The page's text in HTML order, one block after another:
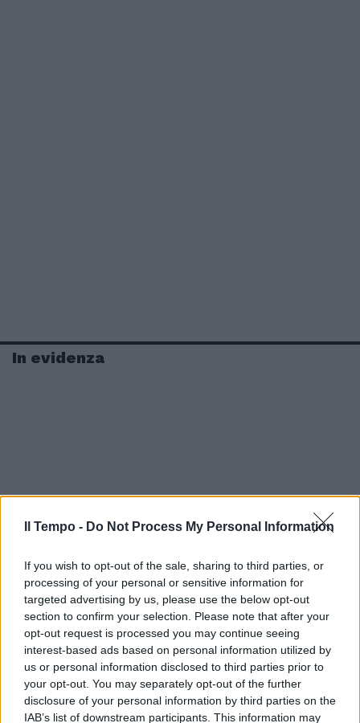
Il Tempo - Do Not Process My Personal Information
If you wish to opt-out of the sale, sharing to third parties, or
processing of your personal or sensitive information for
targeted advertising by us, please use the below opt-out
section to confirm your selection. Please note that after your
opt-out request is processed you may continue seeing
interest-based ads based on personal information utilized by
us or personal information disclosed to third parties prior to
your opt-out. You may separately opt-out of the further
disclosure of your personal information by third parties on the
IAB’s list of downstream participants. This information may
In evidenza